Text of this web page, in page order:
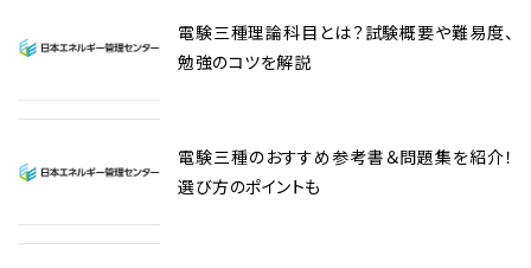
電験三種理論科目とは？試験概要や難易度、
勉強のコツを解説
電験三種のおすすめ参考書＆問題集を紹介！
選び方のポイントも